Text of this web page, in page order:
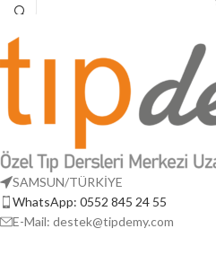
anlatımlarla kavrayın, sınavlara
PDF DERS NOTLARI (Kişiye Özel PDF
Ders NOTLARI Mail Üzerinden
İletilecektir.)
(panel.tipdemy.com üzerinden
izleyebileceğiniz PDF ile uyumlu 14
Video içeriği)
SAMSUN/TÜRKİYE
WhatsApp: 0552 845 24 55
E-Mail: destek@tipdemy.com